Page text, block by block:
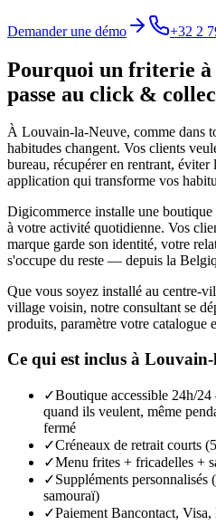
Demander une démo +32 2
Pourquoi un friterie à
passe au click &
À Louvain-la-Neuve, comme dans
habitudes changent. Vos clients
bureau, récupérer en rentrant,
application qui transforme vos
Digicommerce installe une
à votre activité quotidienne. Vos
marque garde son identité, votre
s'occupe du reste — depuis la
Que vous soyez installé au centre-
village voisin, notre consultant se
produits, paramètre votre catalogue
Ce qui est inclus à Louvain-
✓Boutique accessible 24h/
quand ils veulent, même
fermé
✓Créneaux de retrait courts
✓Menu frites + fricadelles +
✓Suppléments personnalisés
samouraï)
✓Paiement Bancontact, Visa,